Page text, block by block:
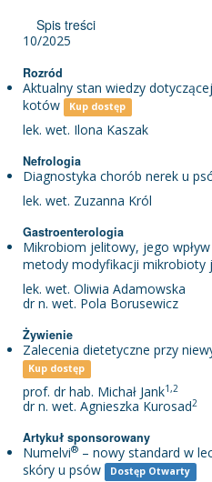
Spis treści
10/2025
Rozród
Aktualny stan wiedzy
kotów
Kup dostęp
lek. wet. Ilona Kaszak
Nefrologia
Diagnostyka chorób nerek u
lek. wet. Zuzanna Król
Gastroenterologia
Mikrobiom jelitowy, jego
metody modyfikacji mikrobioty
lek. wet. Oliwia Adamowska
dr n. wet. Pola Borusewicz
Żywienie
Zalecenia dietetyczne przy
Kup dostęp
prof. dr hab. Michał Jank1,2
dr n. wet. Agnieszka Kurosad2
Artykuł sponsorowany
Numelvi® – nowy standard w
skóry u psów
Dostęp Otwarty